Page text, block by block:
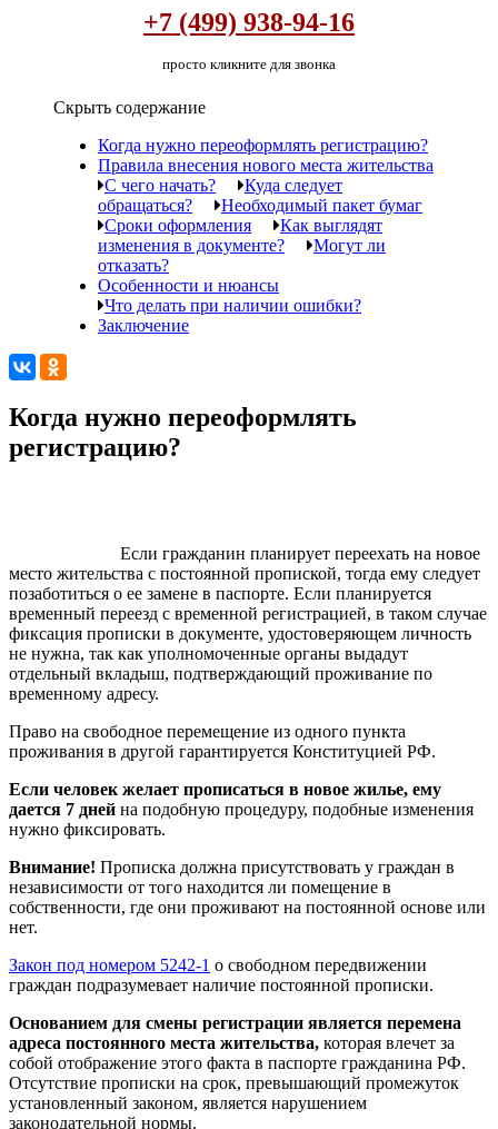
+7 (499) 938-94-16
просто кликните для звонка
Скрыть содержание
Когда нужно переоформлять регистрацию?
Правила внесения нового места жительства
С чего начать?
Куда следует
обращаться?
Необходимый пакет бумаг
Сроки оформления
Как выглядят
изменения в документе?
Могут ли
отказать?
Особенности и нюансы
Что делать при наличии ошибки?
Заключение
Когда нужно переоформлять
регистрацию?
Если гражданин планирует переехать на новое
место жительства с постоянной пропиской, тогда ему следует
позаботиться о ее замене в паспорте. Если планируется
временный переезд с временной регистрацией, в таком случае
фиксация прописки в документе, удостоверяющем личность
не нужна, так как уполномоченные органы выдадут
отдельный вкладыш, подтверждающий проживание по
временному адресу.
Право на свободное перемещение из одного пункта
проживания в другой гарантируется Конституцией РФ.
Если человек желает прописаться в новое жилье, ему
дается 7 дней на подобную процедуру, подобные изменения
нужно фиксировать.
Внимание! Прописка должна присутствовать у граждан в
независимости от того находится ли помещение в
собственности, где они проживают на постоянной основе или
нет.
Закон под номером 5242-1 о свободном передвижении
граждан подразумевает наличие постоянной прописки.
Основанием для смены регистрации является перемена
адреса постоянного места жительства, которая влечет за
собой отображение этого факта в паспорте гражданина РФ.
Отсутствие прописки на срок, превышающий промежуток
установленный законом, является нарушением
законодательной нормы.